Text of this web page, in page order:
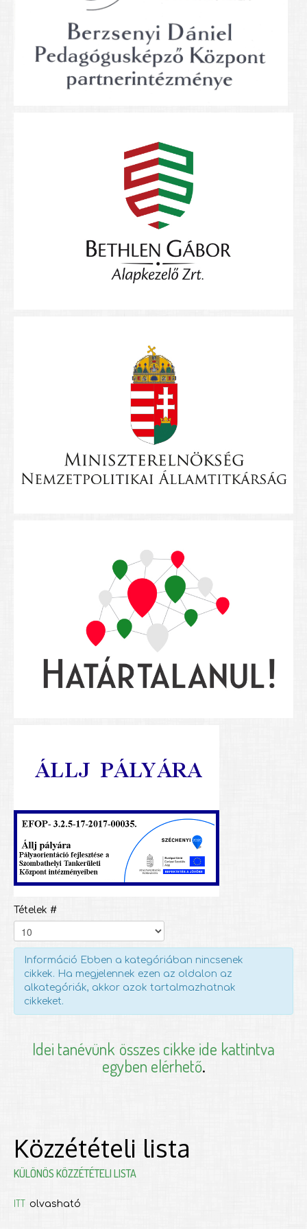
Tételek #
Információ Ebben a kategóriában nincsenek
cikkek. Ha megjelennek ezen az oldalon az
alkategóriák, akkor azok tartalmazhatnak
cikkeket.
Idei tanévünk összes cikke ide kattintva
egyben elérhető.
Közzétételi lista
KÜLÖNÖS KÖZZÉTÉTELI LISTA
ITT olvasható